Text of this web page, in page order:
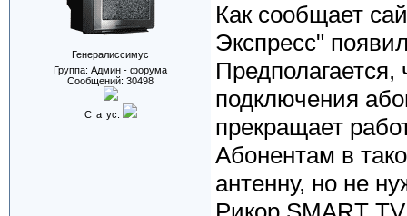
Генералиссимус
Группа: Админ - форума
Сообщений: 30498
Статус:
Как сообщает
Экспресс"
подключения
прекращает
Абонентам в
антенну, но не